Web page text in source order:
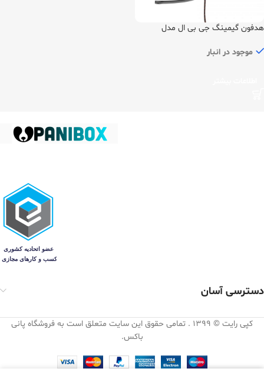
هدفون گیمینگ جی بی ال مدل
موجود در انبار
دسترسی آسان
کپی رایت © 1399 . تمامی حقوق این سایت متعلق است به فروشگاه پانی
باکس.